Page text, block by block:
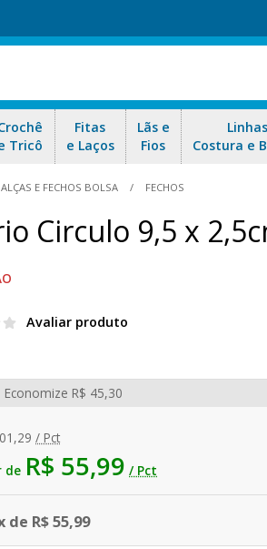
Tricô
Fitas
e Laços
Lãs e
Fios
Linhas
Costura e
ALÇAS E FECHOS BOLSA FECHOS
Circulo 9,5 x
Avaliar produto
/ Pct
de R$ 55,99 / Pct
Economize R$ 45,30
de R$ 55,99